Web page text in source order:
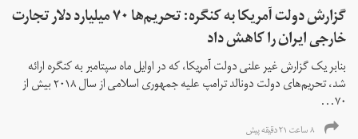
گزارش دولت آمریکا به کنگره: تحریم‌ها ۷۰ میلیارد دلار تجارت
خارجی ایران را کاهش داد
بنابر یک گزارش غیر علنی دولت آمریکا، که در اوایل ماه سپتامبر به کنگره ارائه
شد، تحریم‌های دولت دونالد ترامپ علیه جمهوری اسلامی از سال ۲۰۱۸ بیش از
۷۰...
۸ ساعت ۲۱ دقیقه پیش